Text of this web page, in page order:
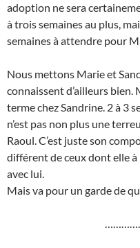
adoption ne sera
à trois semaines au plus,
semaines à attendre pour
Nous mettons Marie et
connaissent d’ailleurs bien.
terme chez Sandrine. 2 à 3
n’est pas non plus une
Raoul. C’est juste son
différent de ceux dont elle à
avec lui.
Mais va pour un garde de